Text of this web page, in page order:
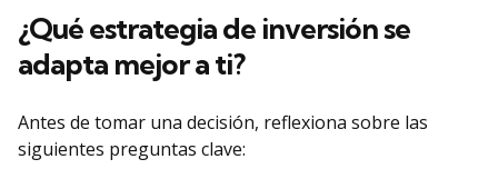
¿Qué estrategia de inversión se
adapta mejor a ti?
Antes de tomar una decisión, reflexiona sobre las
siguientes preguntas clave: